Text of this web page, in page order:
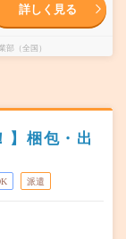
詳しく見る
（全国）
】梱包・出
派遣